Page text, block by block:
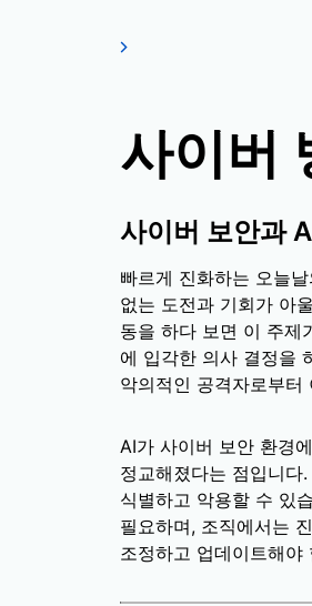
사이버
사이버 보안과
빠르게 진화하는 오늘
없는 도전과 기회가 아
동을 하다 보면 이 주제
에 입각한 의사 결정을
악의적인 공격자로부
AI가 사이버 보안 환경
정교해졌다는 점입니
식별하고 악용할 수 있
필요하며, 조직에서는
조정하고 업데이트해야